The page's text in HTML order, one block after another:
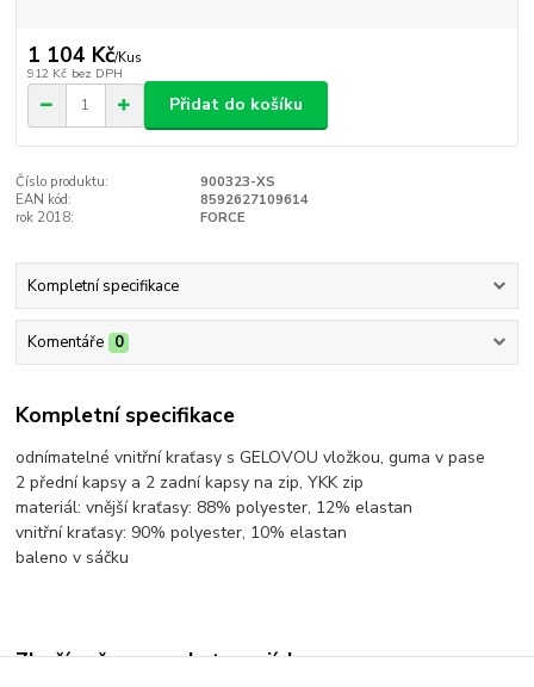
1 104 Kč/Kus
912 Kč bez DPH
Přidat do košíku
Číslo produktu:
900323-XS
EAN kód:
8592627109614
rok 2018:
FORCE
Kompletní specifikace
Komentáře 0
Kompletní specifikace
odnímatelné vnitřní kraťasy s GELOVOU vložkou, guma v pase
2 přední kapsy a 2 zadní kapsy na zip, YKK zip
materiál: vnější kraťasy: 88% polyester, 12% elastan
vnitřní kraťasy: 90% polyester, 10% elastan
baleno v sáčku
Zboží zařazeno v kategoriích